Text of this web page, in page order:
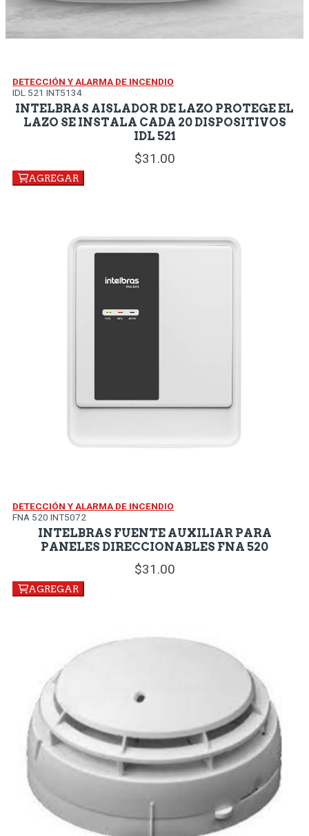
DETECCIÓN Y ALARMA DE INCENDIO
IDL 521 INT5134
INTELBRAS AISLADOR DE LAZO PROTEGE EL
LAZO SE INSTALA CADA 20 DISPOSITIVOS
IDL 521
31.00
AGREGAR
DETECCIÓN Y ALARMA DE INCENDIO
FNA 520 INT5072
INTELBRAS FUENTE AUXILIAR PARA
PANELES DIRECCIONABLES FNA 520
31.00
AGREGAR